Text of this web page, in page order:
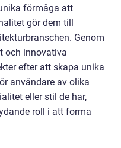
förmåga att
gör dem till
Genom
och innovativa
efter att skapa unika
användare av olika
eller stil de har,
roll i att forma